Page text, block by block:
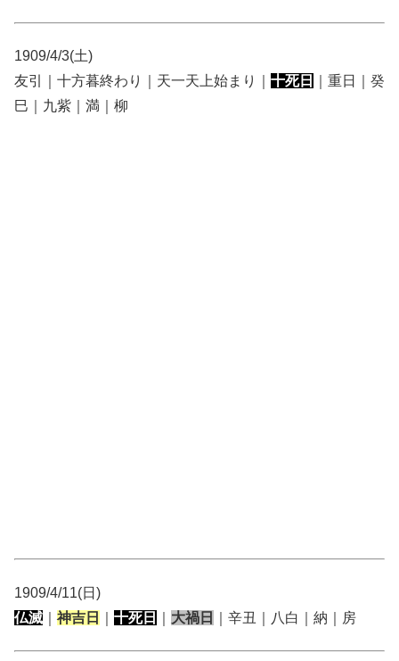
1909/4/3(土)
友引｜十方暮終わり｜天一天上始まり｜ 十死日
｜重日｜癸
巳｜九紫｜満｜柳
1909/4/11(日)
仏滅
神吉日 十死日 大禍日 ｜辛丑｜八白｜納｜房